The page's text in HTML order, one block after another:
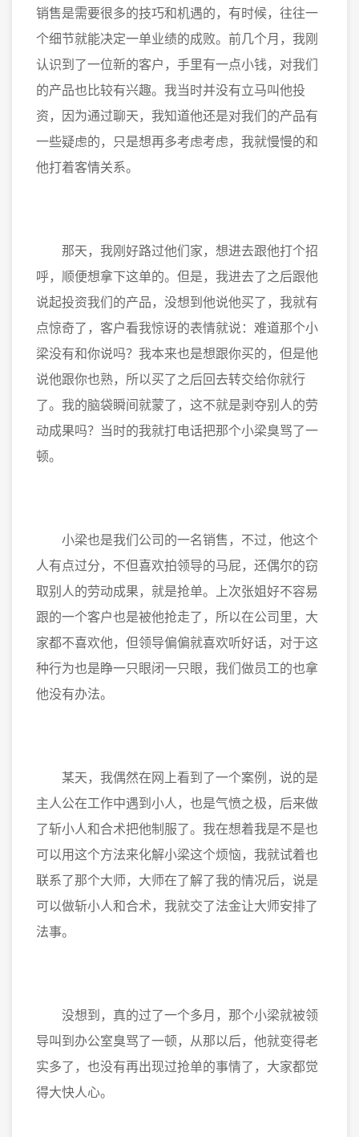
销售是需要很多的技巧和机遇的，有时候，往往一
个细节就能决定一单业绩的成败。前几个月，我刚
认识到了一位新的客户，手里有一点小钱，对我们
的产品也比较有兴趣。我当时并没有立马叫他投
资，因为通过聊天，我知道他还是对我们的产品有
一些疑虑的，只是想再多考虑考虑，我就慢慢的和
他打着客情关系。
那天，我刚好路过他们家，想进去跟他打个招
呼，顺便想拿下这单的。但是，我进去了之后跟他
说起投资我们的产品，没想到他说他买了，我就有
点惊奇了，客户看我惊讶的表情就说：难道那个小
梁没有和你说吗？我本来也是想跟你买的，但是他
说他跟你也熟，所以买了之后回去转交给你就行
了。我的脑袋瞬间就蒙了，这不就是剥夺别人的劳
动成果吗？当时的我就打电话把那个小梁臭骂了一
顿。
小梁也是我们公司的一名销售，不过，他这个
人有点过分，不但喜欢拍领导的马屁，还偶尔的窃
取别人的劳动成果，就是抢单。上次张姐好不容易
跟的一个客户也是被他抢走了，所以在公司里，大
家都不喜欢他，但领导偏偏就喜欢听好话，对于这
种行为也是睁一只眼闭一只眼，我们做员工的也拿
他没有办法。
某天，我偶然在网上看到了一个案例，说的是
主人公在工作中遇到小人，也是气愤之极，后来做
了斩小人和合术把他制服了。我在想着我是不是也
可以用这个方法来化解小梁这个烦恼，我就试着也
联系了那个大师，大师在了解了我的情况后，说是
可以做斩小人和合术，我就交了法金让大师安排了
法事。
没想到，真的过了一个多月，那个小梁就被领
导叫到办公室臭骂了一顿，从那以后，他就变得老
实多了，也没有再出现过抢单的事情了，大家都觉
得大快人心。